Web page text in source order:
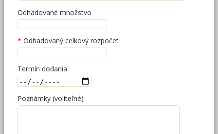
Odhadované množstvo
Odhadovaný celkový rozpočet
Termín dodania
Poznámky (voliteľné)